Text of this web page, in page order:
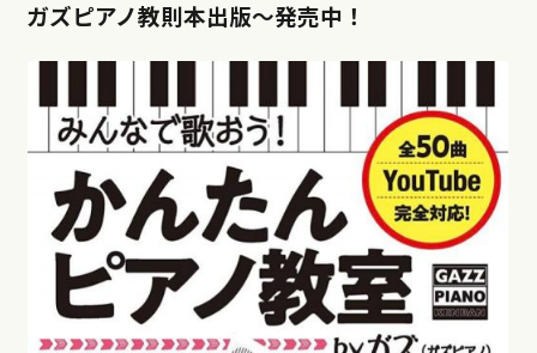
ガズピアノ教則本出版〜発売中！